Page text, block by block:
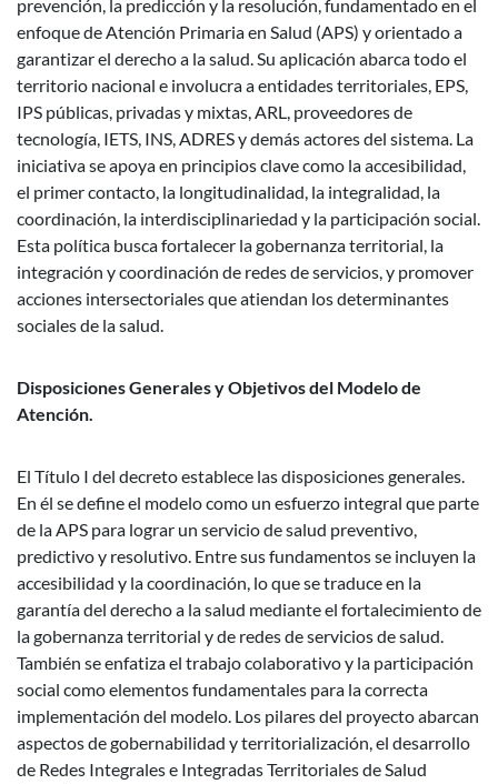
prevención, la predicción y la resolución, fundamentado en el
enfoque de Atención Primaria en Salud (APS) y orientado a
garantizar el derecho a la salud. Su aplicación abarca todo el
territorio nacional e involucra a entidades territoriales, EPS,
IPS públicas, privadas y mixtas, ARL, proveedores de
tecnología, IETS, INS, ADRES y demás actores del sistema. La
iniciativa se apoya en principios clave como la accesibilidad,
el primer contacto, la longitudinalidad, la integralidad, la
coordinación, la interdisciplinariedad y la participación social.
Esta política busca fortalecer la gobernanza territorial, la
integración y coordinación de redes de servicios, y promover
acciones intersectoriales que atiendan los determinantes
sociales de la salud.
Disposiciones Generales y Objetivos del Modelo de
Atención.
El Título I del decreto establece las disposiciones generales.
En él se define el modelo como un esfuerzo integral que parte
de la APS para lograr un servicio de salud preventivo,
predictivo y resolutivo. Entre sus fundamentos se incluyen la
accesibilidad y la coordinación, lo que se traduce en la
garantía del derecho a la salud mediante el fortalecimiento de
la gobernanza territorial y de redes de servicios de salud.
También se enfatiza el trabajo colaborativo y la participación
social como elementos fundamentales para la correcta
implementación del modelo. Los pilares del proyecto abarcan
aspectos de gobernabilidad y territorialización, el desarrollo
de Redes Integrales e Integradas Territoriales de Salud